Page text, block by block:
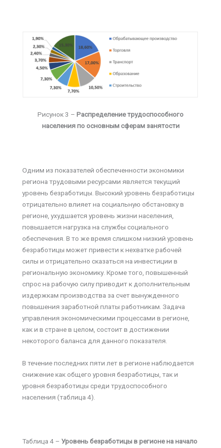
Рисунок 3 – Распределение трудоспособного
населения по основным сферам занятости
Одним из показателей обеспеченности экономики
региона трудовыми ресурсами является текущий
уровень безработицы. Высокий уровень безработицы
отрицательно влияет на социальную обстановку в
регионе, ухудшается уровень жизни населения,
повышается нагрузка на службы социального
обеспечения. В то же время слишком низкий уровень
безработицы может привести к нехватке рабочей
силы и отрицательно сказаться на инвестиции в
региональную экономику. Кроме того, повышенный
спрос на рабочую силу приводит к дополнительным
издержкам производства за счет вынужденного
повышения заработной платы работникам. Задача
управления экономическими процессами в регионе,
как и в стране в целом, состоит в достижении
некоторого баланса для данного показателя.
В течение последних пяти лет в регионе наблюдается
снижение как общего уровня безработицы, так и
уровня безработицы среди трудоспособного
населения (таблица 4).
Таблица 4 – Уровень безработицы в регионе на начало